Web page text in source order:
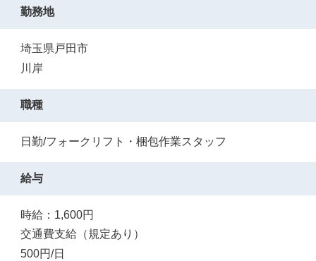
勤務地
埼玉県戸田市
川岸
職種
日勤/フォークリフト・梱包作業スタッフ
給与
時給：1,600円
交通費支給（規定あり）
500円/日